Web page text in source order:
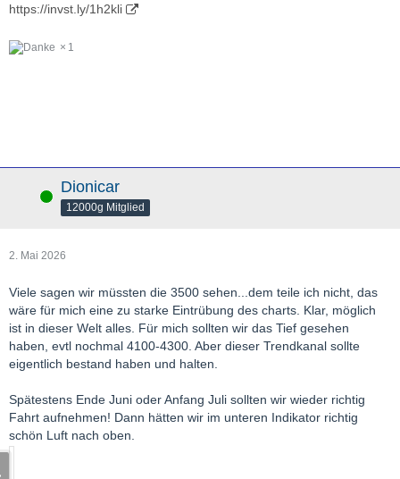
https://invst.ly/1h2kli
1
Online Dionicar
12000g Mitglied
2. Mai 2026
Viele sagen wir müssten die 3500 sehen...dem teile ich nicht, das
wäre für mich eine zu starke Eintrübung des charts. Klar, möglich
ist in dieser Welt alles. Für mich sollten wir das Tief gesehen
haben, evtl nochmal 4100-4300. Aber dieser Trendkanal sollte
eigentlich bestand haben und halten.
Spätestens Ende Juni oder Anfang Juli sollten wir wieder richtig
Fahrt aufnehmen! Dann hätten wir im unteren Indikator richtig
schön Luft nach oben.